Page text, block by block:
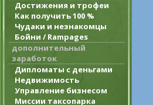
Достижения и трофеи
Как получить 100 %
Чудаки и незнакомцы
Бойни / Rampages
дополнительный
заработок
Дипломаты с деньгами
Недвижимость
Управление бизнесом
Миссии таксопарка